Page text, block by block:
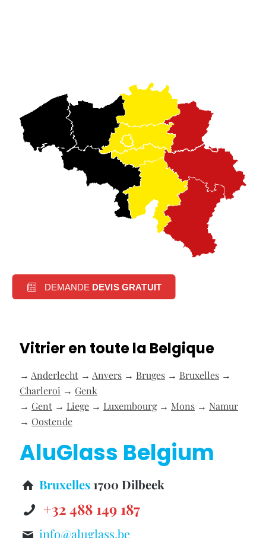
DEMANDE DEVIS GRATUIT
Vitrier en toute la Belgique
→ Anderlecht → Anvers → Bruges → Bruxelles →
Charleroi → Genk
→ Gent → Liege → Luxembourg→ Mons → Namur
→ Oostende
AluGlass Belgium
Bruxelles 1700 Dilbeek
+32 488 149 187
info@aluglass.be